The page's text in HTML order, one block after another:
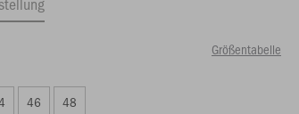
Größentabelle
46 48